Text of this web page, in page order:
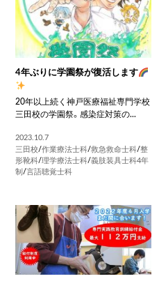
4年ぶりに学園祭が復活します
20年以上続く神戸医療福祉専門学校
三田校の学園祭。感染症対策の...
2023.10.7
三田校/作業療法士科/救急救命士科/整
形靴科/理学療法士科/義肢装具士科4年
制/言語聴覚士科